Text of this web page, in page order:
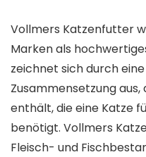
Vollmers Katzenfutter
Marken als
zeichnet sich durch
Zusammensetzung
enthält, die eine Katze
benötigt. Vollmers
Fleisch- und